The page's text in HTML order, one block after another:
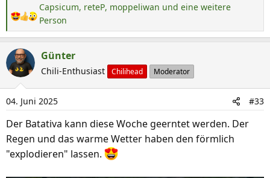
R
e
t
i
o
n
e
n
:
Capsicum, reteP, moppeliwan und eine weitere
Person
Günter
Chili-Enthusiast Chilihead Moderator
04. Juni 2025 #33
Der Batativa kann diese Woche geerntet werden. Der
Regen und das warme Wetter haben den förmlich
"explodieren" lassen.